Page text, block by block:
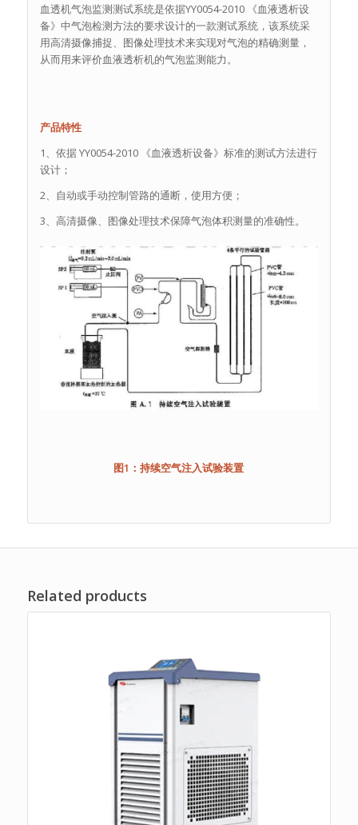
血透机气泡监测测试系统是依据YY0054-2010 《血液透析设
备》中气泡检测方法的要求设计的一款测试系统，该系统采
用高清摄像捕捉、图像处理技术来实现对气泡的精确测量，
从而用来评价血液透析机的气泡监测能力。
产品特性
1、依据 YY0054-2010 《血液透析设备》标准的测试方法进行
设计；
2、自动或手动控制管路的通断，使用方便；
3、高清摄像、图像处理技术保障气泡体积测量的准确性。
图1：持续空气注入试验装置
Related products